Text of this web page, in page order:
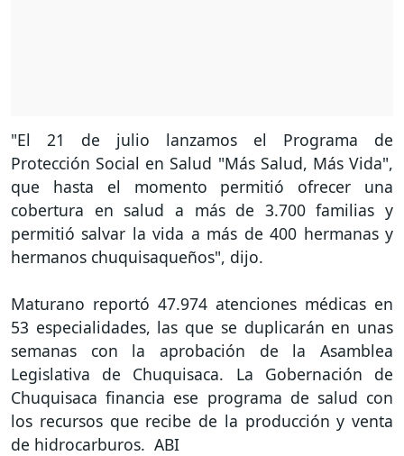
"El 21 de julio lanzamos el Programa de
Protección Social en Salud "Más Salud, Más Vida",
que hasta el momento permitió ofrecer una
cobertura en salud a más de 3.700 familias y
permitió salvar la vida a más de 400 hermanas y
hermanos chuquisaqueños", dijo.
Maturano reportó 47.974 atenciones médicas en
53 especialidades, las que se duplicarán en unas
semanas con la aprobación de la Asamblea
Legislativa de Chuquisaca. La Gobernación de
Chuquisaca financia ese programa de salud con
los recursos que recibe de la producción y venta
de hidrocarburos. ABI